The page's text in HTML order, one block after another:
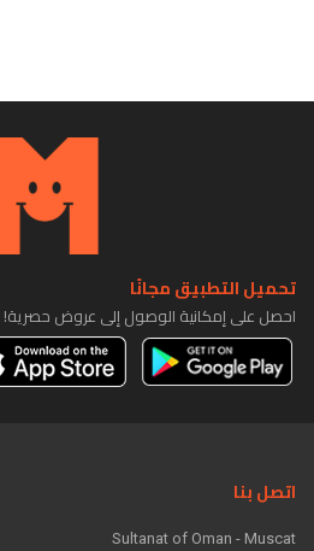
تحميل التطبيق مجانًا
احصل على إمكانية الوصول إلى عروض حصرية!
اتصل بنا
Sultanat of Oman - Muscat